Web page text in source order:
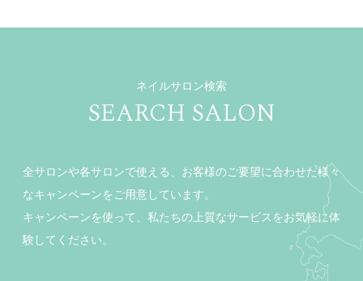
ネイルサロン検索
SEARCH SALON
全サロンや各サロンで使える、お客様のご要望に合わせた様々
なキャンペーンをご用意しています。
キャンペーンを使って、私たちの上質なサービスをお気軽に体
験してください。